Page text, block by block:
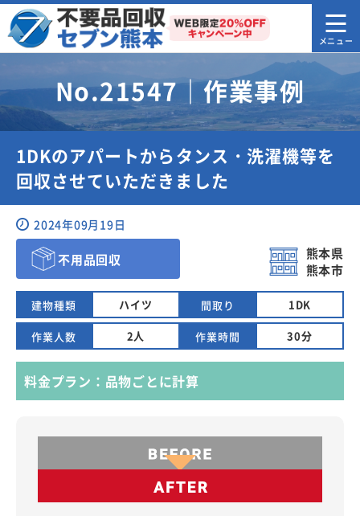
No.21547｜作業事例
1DKのアパートからタンス・洗濯機等を
回収させていただきました
2024年09月19日
不用品回収
熊本県
熊本市
建物種類 ハイツ 間取り 1DK
作業人数 2人 作業時間 30分
料金プラン：品物ごとに計算